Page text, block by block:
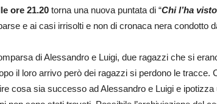
ore 21.20 torna una nuova puntata di “Chi l’ha visto
e ai casi irrisolti e non di cronaca nera condotto
di Alessandro e Luigi, due ragazzi che si
il loro arrivo però dei ragazzi si perdono le tracce.
cosa sia successo ad Alessandro e Luigi e ipotizza